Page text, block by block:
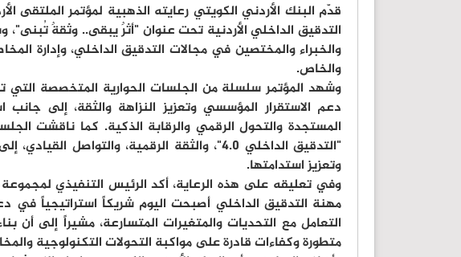
قدّم البنك الأردني الكويتي رعايته الذهبية لمؤتمر الملتقى
والخبراء والمختصين في مجالات التدقيق الداخلي، وإدارة
والخاص.
وشهد المؤتمر سلسلة من الجلسات الحوارية المتخصصة التي
دعم الاستقرار المؤسسي وتعزيز النزاهة والثقة، إلى جانب
المستجدة والتحول الرقمي والرقابة الذكية. كما ناقشت
"التدقيق الداخلي 4.0"، والثقة الرقمية،
وتعزيز استدامتها.
وفي تعليقه على هذه الرعاية، أكد الرئيس التنفيذي
مهنة التدقيق الداخلي أصبحت اليوم شريكاً استراتيجياً في
التعامل مع التحديات والمتغيرات المتسارعة، مشيراً إلى أن
متطورة وكفاءات قادرة على مواكبة التحولات التكنولوجية